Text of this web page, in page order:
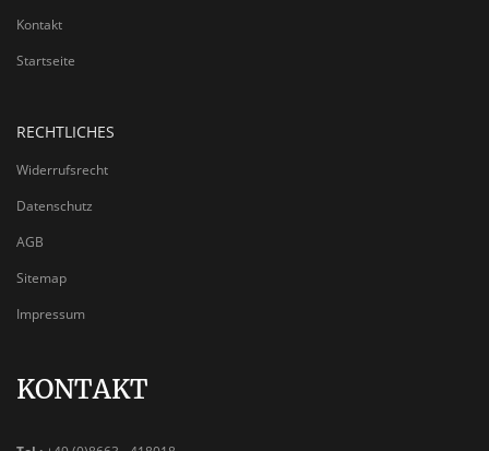
Kontakt
Startseite
RECHTLICHES
Widerrufsrecht
Datenschutz
AGB
Sitemap
Impressum
KONTAKT